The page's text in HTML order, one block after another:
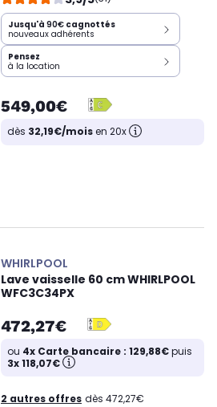
Jusqu'à 90€ cagnottés
nouveaux adhérents
Pensez
à la location
549,00€
dès 32,19€/moisen 20x
WHIRLPOOL
Lave vaisselle 60 cm WHIRLPOOL
WFC3C34PX
472,27€
ou 4x Carte bancaire : 129,88€puis
3x 118,07€
2 autres offres dès 472,27€